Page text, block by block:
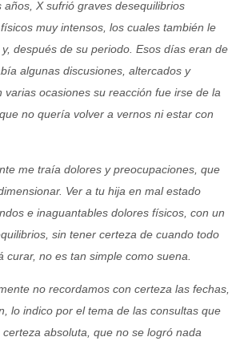
años, X sufrió graves desequilibrios
muy intensos, los cuales también le
después de su periodo. Esos días eran de
algunas discusiones, altercados y
varias ocasiones su reacción fue irse de la
no quería volver a vernos ni estar con
me traía dolores y preocupaciones, que
Ver a tu hija en mal estado
e inaguantables dolores físicos, con un
sin tener certeza de cuando todo
curar, no es tan simple como suena.
no recordamos con certeza las fechas,
lo indico por el tema de las consultas que
absoluta, que no se logró nada